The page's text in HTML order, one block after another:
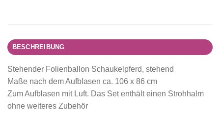
BESCHREIBUNG
Stehender Folienballon Schaukelpferd, stehend
Maße nach dem Aufblasen ca. 106 x 86 cm
Zum Aufblasen mit Luft. Das Set enthält einen Strohhalm
ohne weiteres Zubehör